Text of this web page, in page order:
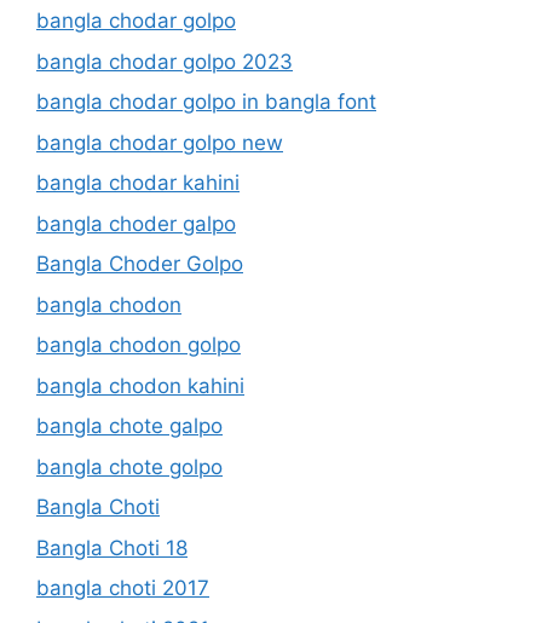
bangla chodar golpo
bangla chodar golpo 2023
bangla chodar golpo in bangla font
bangla chodar golpo new
bangla chodar kahini
bangla choder galpo
Bangla Choder Golpo
bangla chodon
bangla chodon golpo
bangla chodon kahini
bangla chote galpo
bangla chote golpo
Bangla Choti
Bangla Choti 18
bangla choti 2017